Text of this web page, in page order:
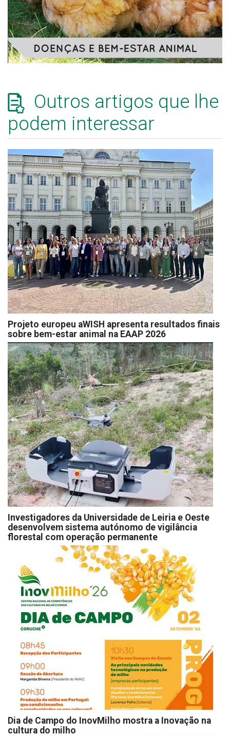
Outros artigos que lhe
podem interessar
Projeto europeu aWISH apresenta resultados finais
sobre bem-estar animal na EAAP 2026
Investigadores da Universidade de Leiria e Oeste
desenvolvem sistema autónomo de vigilância
florestal com operação permanente
Dia de Campo do InovMilho mostra a Inovação na
cultura do milho